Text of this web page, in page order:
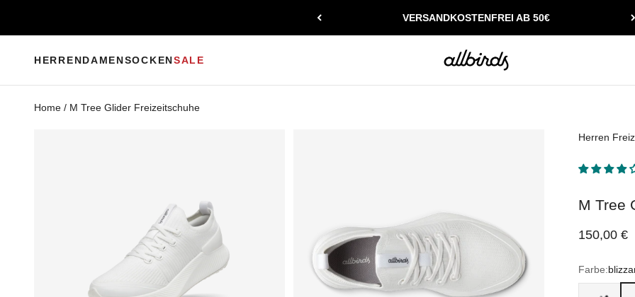
VERSANDKOSTENFREI AB 50€
HERRENDAMENSOCKENSALE
Allbirds
Home / M Tree Glider Freizeitschuhe
Herren
M Tree
Angebot
150,00 €
Farbe: